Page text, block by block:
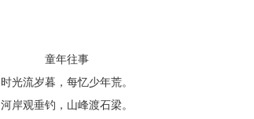
童年往事
时光流岁暮，每忆少年荒。
河岸观垂钓，山峰渡石梁。